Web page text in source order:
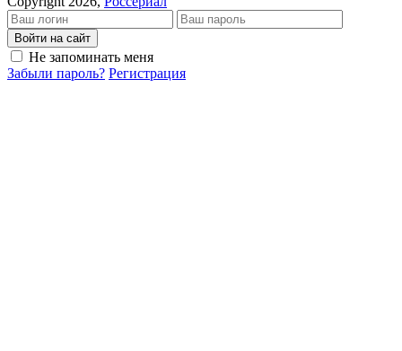
Войти на сайт
Не запоминать меня
Забыли пароль? Регистрация